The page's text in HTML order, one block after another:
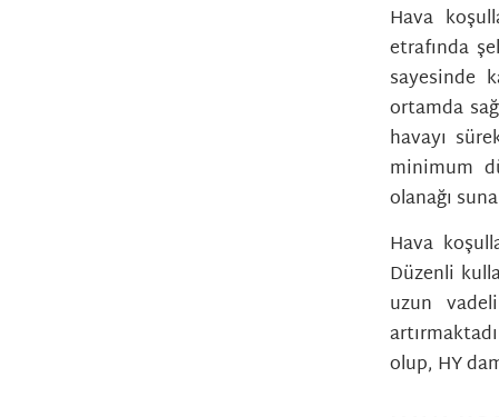
Hava
etrafında
sayesinde
ortamda
havayı
minimum
olanağı
Hava
Düzenli
uzun
olup, HY